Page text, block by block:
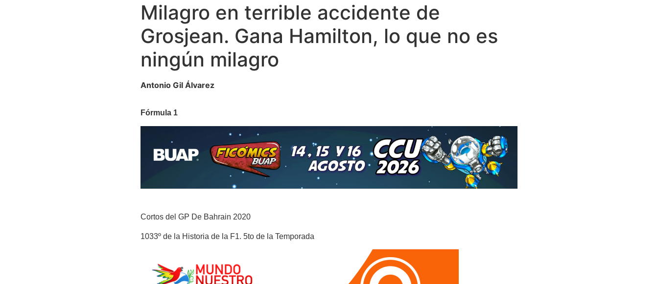
Milagro en terrible accidente de
Grosjean. Gana Hamilton, lo que no es
ningún milagro
Antonio Gil Álvarez
Fórmula 1
Cortos del GP De Bahrain 2020
1033º de la Historia de la F1. 5to de la Temporada